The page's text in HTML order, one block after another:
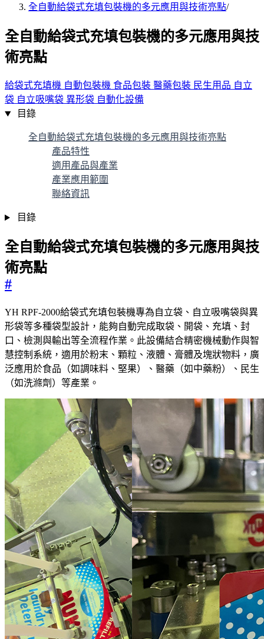
全自動給袋式充填包裝機的多元應用與技術亮點/
全自動給袋式充填包裝機的多元應用與技
術亮點
給袋式充填機 自動包裝機 食品包裝 醫藥包裝 民生用品 自立
袋 自立吸嘴袋 異形袋 自動化設備
目錄
全自動給袋式充填包裝機的多元應用與技術亮點
產品特性
適用產品與產業
產業應用範圍
聯絡資訊
目錄
全自動給袋式充填包裝機的多元應用與技
術亮點
#
YH RPF-2000給袋式充填包裝機專為自立袋、自立吸嘴袋與異
形袋等多種袋型設計，能夠自動完成取袋、開袋、充填、封
口、檢測與輸出等全流程作業。此設備結合精密機械動作與智
慧控制系統，適用於粉末、顆粒、液體、膏體及塊狀物料，廣
泛應用於食品（如調味料、堅果）、醫藥（如中藥粉）、民生
（如洗滌劑）等產業。